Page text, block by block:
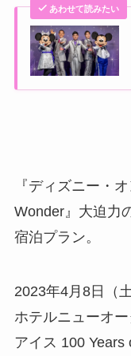
あわせて読みたい
『ディズニー・
Wonder』大迫力
宿泊プラン。
2023年4月8日（
ホテルニューオ
アイス 100 Years